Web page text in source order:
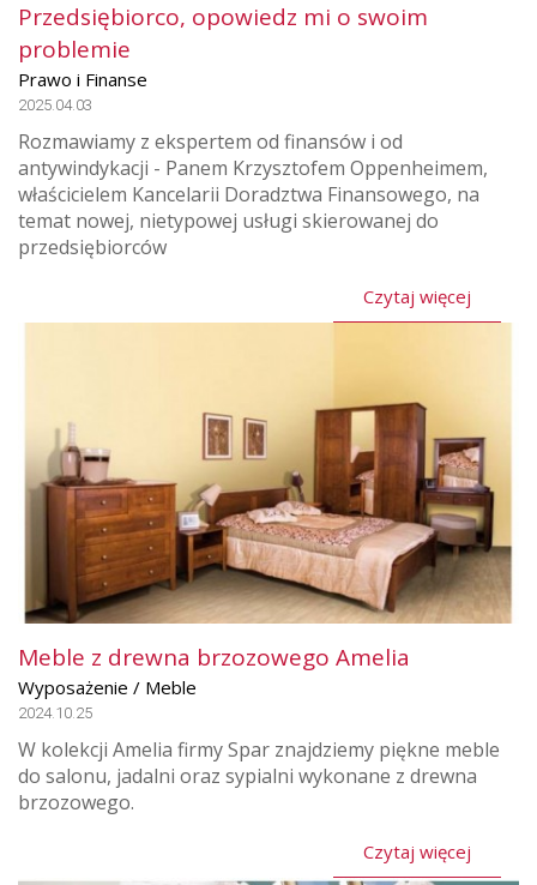
Przedsiębiorco, opowiedz mi o swoim
problemie
Prawo i Finanse
2025.04.03
Rozmawiamy z ekspertem od finansów i od
antywindykacji - Panem Krzysztofem Oppenheimem,
właścicielem Kancelarii Doradztwa Finansowego, na
temat nowej, nietypowej usługi skierowanej do
przedsiębiorców
Czytaj więcej
Meble z drewna brzozowego Amelia
Wyposażenie / Meble
2024.10.25
W kolekcji Amelia firmy Spar znajdziemy piękne meble
do salonu, jadalni oraz sypialni wykonane z drewna
brzozowego.
Czytaj więcej